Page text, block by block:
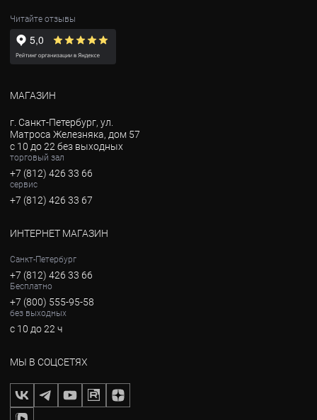
Читайте отзывы
МАГАЗИН
г. Санкт-Петербург, ул.
Матроса Железняка, дом 57
с 10 до 22 без выходных
торговый зал
+7 (812) 426 33 66
сервис
+7 (812) 426 33 67
ИНТЕРНЕТ МАГАЗИН
Санкт-Петербург
+7 (812) 426 33 66
Бесплатно
+7 (800) 555-95-58
без выходных
с 10 до 22 ч
МЫ В СОЦСЕТЯХ